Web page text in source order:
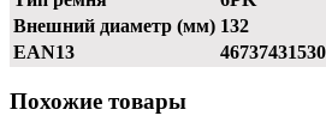
Внешний диаметр (мм) 132
EAN13
Похожие товары